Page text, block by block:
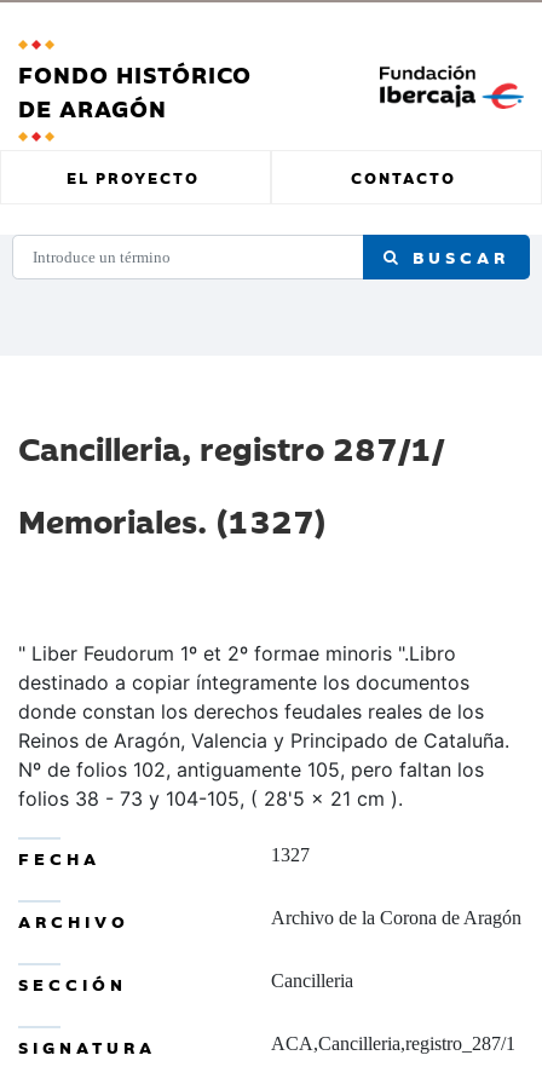
FONDO HISTÓRICO
DE ARAGÓN
EL PROYECTO CONTACTO
BUSCAR
Cancilleria, registro 287/1/
Memoriales. (1327)
" Liber Feudorum 1º et 2º formae minoris ".Libro
destinado a copiar íntegramente los documentos
donde constan los derechos feudales reales de los
Reinos de Aragón, Valencia y Principado de Cataluña.
Nº de folios 102, antiguamente 105, pero faltan los
folios 38 - 73 y 104-105, ( 28'5 x 21 cm ).
FECHA 1327
ARCHIVO Archivo de la Corona de Aragón
SECCIÓN Cancilleria
SIGNATURA ACA,Cancilleria,registro_287/1